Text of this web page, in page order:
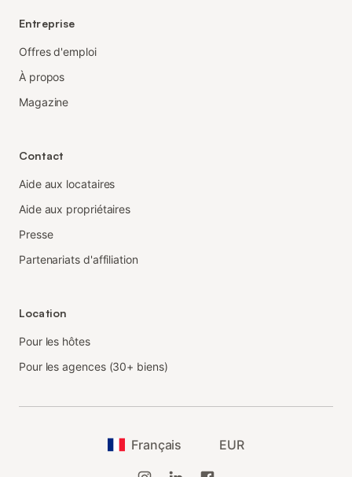
Entreprise
Offres d'emploi
À propos
Magazine
Contact
Aide aux locataires
Aide aux propriétaires
Presse
Partenariats d'affiliation
Location
Pour les hôtes
Pour les agences (30+ biens)
Français EUR